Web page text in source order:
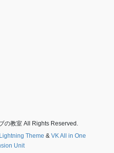
の教室 All Rights Reserved.
Lightning Theme & VK All in One
Unit